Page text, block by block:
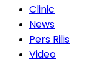
Clinic
News
Pers Rilis
Video